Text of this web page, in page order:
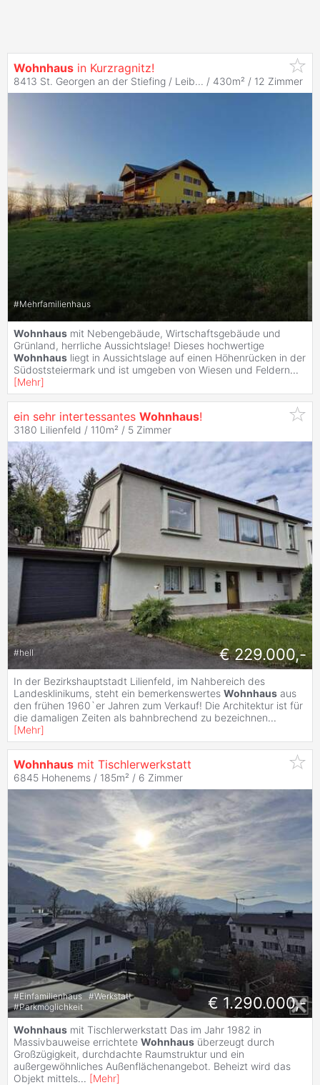
Wohnhaus in Kurzragnitz!
8413 St. Georgen an der Stiefing / Leib... / 430m² / 12 Zimmer
#Mehrfamilienhaus
Wohnhaus mit Nebengebäude, Wirtschaftsgebäude und
Grünland, herrliche Aussichtslage! Dieses hochwertige
Wohnhaus liegt in Aussichtslage auf einen Höhenrücken in der
Südoststeiermark und ist umgeben von Wiesen und Feldern...
[Mehr]
ein sehr intertessantes Wohnhaus!
3180 Lilienfeld / 110m² / 5 Zimmer
#hell € 229.000,-
In der Bezirkshauptstadt Lilienfeld, im Nahbereich des
Landesklinikums, steht ein bemerkenswertes Wohnhaus aus
den frühen 1960`er Jahren zum Verkauf! Die Architektur ist für
die damaligen Zeiten als bahnbrechend zu bezeichnen...
[Mehr]
Wohnhaus mit Tischlerwerkstatt
6845 Hohenems / 185m² / 6 Zimmer
#Einfamilienhaus #Werkstatt
#Parkmöglichkeit € 1.290.000,-
Wohnhaus mit Tischlerwerkstatt Das im Jahr 1982 in
Massivbauweise errichtete Wohnhaus überzeugt durch
Großzügigkeit, durchdachte Raumstruktur und ein
außergewöhnliches Außenflächenangebot. Beheizt wird das
Objekt mittels... [Mehr]